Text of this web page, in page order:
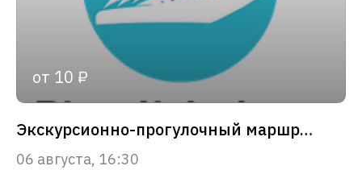
от 10 ₽
Экскурсионно-прогулочный маршрут "Парадный Петербург"
06 августа, 16:30